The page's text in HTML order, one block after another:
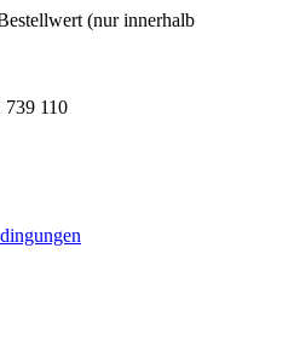
(nur innerhalb
739 110